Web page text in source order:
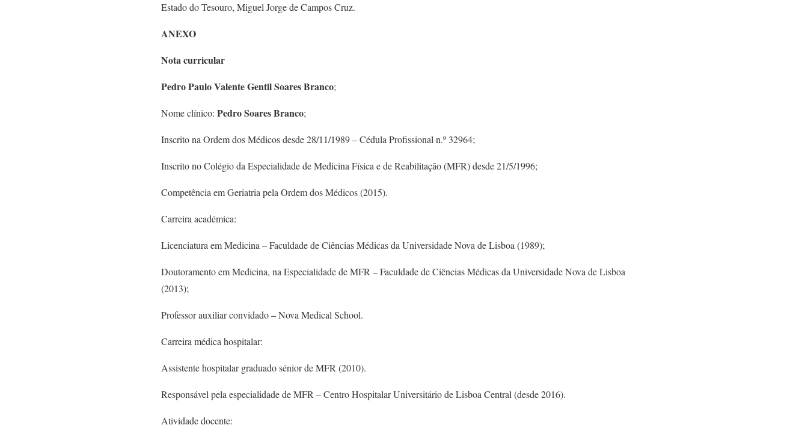
Estado do Tesouro, Miguel Jorge de Campos Cruz.
ANEXO
Nota curricular
Pedro Paulo Valente Gentil Soares Branco;
Nome clínico: Pedro Soares Branco;
Inscrito na Ordem dos Médicos desde 28/11/1989 – Cédula Profissional n.º 32964;
Inscrito no Colégio da Especialidade de Medicina Física e de Reabilitação (MFR) desde 21/5/1996;
Competência em Geriatria pela Ordem dos Médicos (2015).
Carreira académica:
Licenciatura em Medicina – Faculdade de Ciências Médicas da Universidade Nova de Lisboa (1989);
Doutoramento em Medicina, na Especialidade de MFR – Faculdade de Ciências Médicas da Universidade Nova de Lisboa
(2013);
Professor auxiliar convidado – Nova Medical School.
Carreira médica hospitalar:
Assistente hospitalar graduado sénior de MFR (2010).
Responsável pela especialidade de MFR – Centro Hospitalar Universitário de Lisboa Central (desde 2016).
Atividade docente: